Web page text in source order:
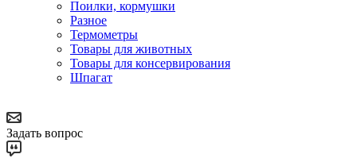
Поилки, кормушки
Разное
Термометры
Товары для животных
Товары для консервирования
Шпагат
Задать вопрос